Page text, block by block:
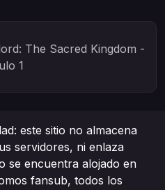
The Sacred Kingdom -
1
este sitio no almacena
servidores, ni enlaza
se encuentra alojado en
fansub, todos los